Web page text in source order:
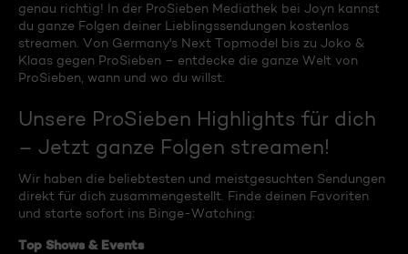
genau richtig! In der ProSieben Mediathek bei Joyn kannst
du ganze Folgen deiner Lieblingssendungen kostenlos
streamen. Von Germany's Next Topmodel bis zu Joko &
Klaas gegen ProSieben – entdecke die ganze Welt von
ProSieben, wann und wo du willst.
Unsere ProSieben Highlights für dich
– Jetzt ganze Folgen streamen!
Wir haben die beliebtesten und meistgesuchten Sendungen
direkt für dich zusammengestellt. Finde deinen Favoriten
und starte sofort ins Binge-Watching:
Top Shows & Events